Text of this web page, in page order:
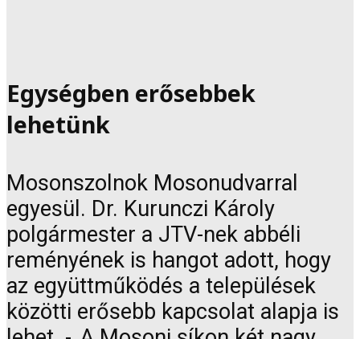
Egységben erősebbek
lehetünk
Mosonszolnok Mosonudvarral
egyesül. Dr. Kurunczi Károly
polgármester a JTV-nek abbéli
reményének is hangot adott, hogy
az együttműködés a települések
közötti erősebb kapcsolat alapja is